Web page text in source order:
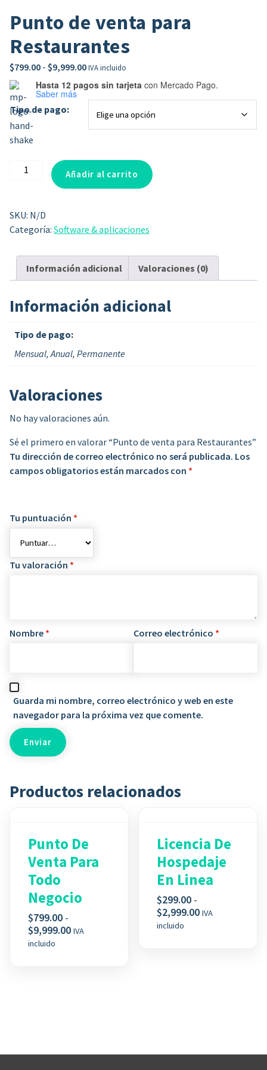
Punto de venta para
Restaurantes
$799.00 - $9,999.00Rango
desde
$799.00
IVA incluido
Hasta 12 pagos sin tarjeta con Mercado Pago.
Saber más
Tipo de pago:
Punto
para
Restaurantes
cantidad
Añadir al carrito
SKU: N/D
Categoría: Software & aplicaciones
Información adicional Valoraciones (0)
Información adicional
Tipo de pago:
Mensual, Anual, Permanente
Valoraciones
No hay valoraciones aún.
Sé el primero en valorar “Punto de venta para Restaurantes”
Tu dirección de correo electrónico no será publicada. Los
campos obligatorios están marcados con *
Tu puntuación *
Tu valoración *
Nombre * Correo electrónico *
Guarda mi nombre, correo electrónico y web en este
navegador para la próxima vez que comente.
Productos relacionados
Punto De
Venta Para
Todo
Negocio
$799.00 -
$9,999.00Rango
IVA
incluido
Licencia De
Hospedaje
En Linea
$299.00 -
$2,999.00Rango
IVA
incluido